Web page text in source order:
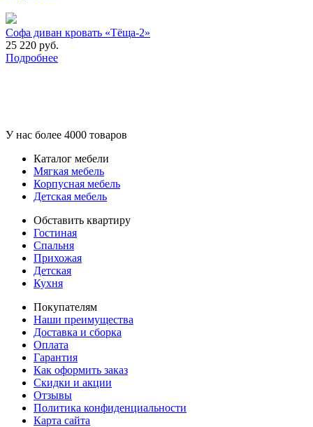
Софа диван кровать «Тёща-2»
25 220 руб.
Подробнее
У нас более 4000 товаров
Каталог мебели
Мягкая мебель
Корпусная мебель
Детская мебель
Обставить квартиру
Гостиная
Спальня
Прихожая
Детская
Кухня
Покупателям
Наши преимущества
Доставка и сборка
Оплата
Гарантия
Как оформить заказ
Скидки и акции
Отзывы
Политика конфиденциальности
Карта сайта